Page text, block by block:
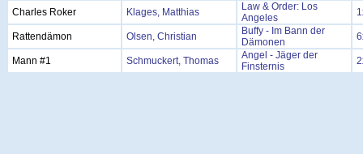
Charles Roker
Klages, Matthias
Law & Order: Los
Angeles
Rattendämon Olsen, Christian
Buffy - Im Bann der
Dämonen
Mann #1 Schmuckert, Thomas
Angel - Jäger der
Finsternis